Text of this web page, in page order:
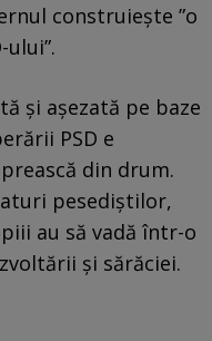
construieşte ”o
ului”.
şi aşezată pe baze
PSD e
din drum.
pesediştilor,
au să vadă într-o
şi sărăciei.